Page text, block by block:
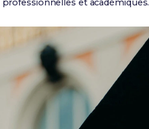
et académiques.